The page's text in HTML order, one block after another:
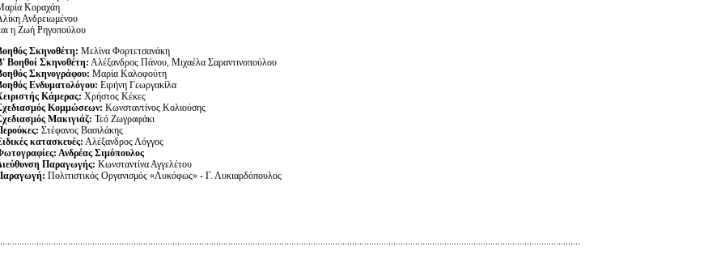
Κοραχάη
Ανδρειωμένου
η Ζωή Ρηγοπούλου
Σκηνοθέτη: Μελίνα Φορτετσανάκη
Βοηθοί Σκηνοθέτη: Αλέξανδρος Πάνου, Μιχαέλα Σαραντινοπούλου
Σκηνογράφου: Μαρία Καλοφούτη
Ενδυματολόγου: Ειρήνη Γεωργακίλα
Κάμερας: Χρήστος Κέκες
Κομμώσεων: Κωνσταντίνος Κολιούσης
Μακιγιάζ: Τεό Ζωγραφάκι
Στέφανος Βασιλάκης
κατασκευές: Αλέξανδρος Λόγγος
Ανδρέας Σιμόπουλος
Παραγωγής: Κωνσταντίνα Αγγελέτου
Πολιτιστικός Οργανισμός «Λυκόφως» - Γ. Λυκιαρδόπουλος